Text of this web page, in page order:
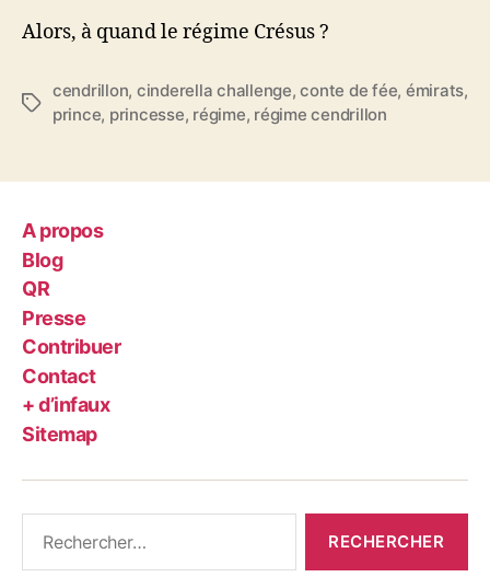
Alors, à quand le régime Crésus ?
Étiquettes
cendrillon, cinderella challenge,conte de fée, émirats,
prince, princesse, régime, régime cendrillon
A propos
Blog
QR
Presse
Contribuer
Contact
+ d’infaux
Sitemap